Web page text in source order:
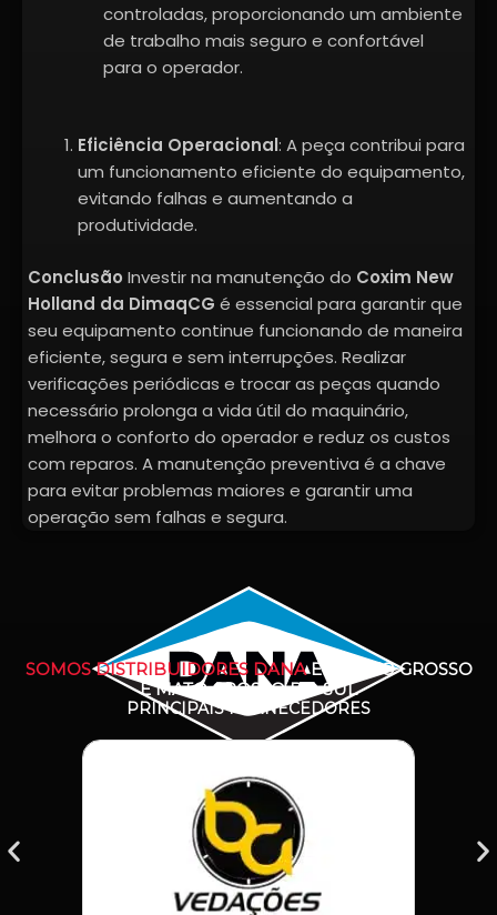
controladas, proporcionando um ambiente
de trabalho mais seguro e confortável
para o operador.
Eficiência Operacional: A peça contribui para
um funcionamento eficiente do equipamento,
evitando falhas e aumentando a
produtividade.
Conclusão Investir na manutenção do Coxim New
Holland da DimaqCG é essencial para garantir que
seu equipamento continue funcionando de maneira
eficiente, segura e sem interrupções. Realizar
verificações periódicas e trocar as peças quando
necessário prolonga a vida útil do maquinário,
melhora o conforto do operador e reduz os custos
com reparos. A manutenção preventiva é a chave
para evitar problemas maiores e garantir uma
operação sem falhas e segura.
SOMOS DISTRIBUIDORES DANAEM MATO GROSSO
E MATO GROSSO DO SUL
PRINCIPAIS FORNECEDORES